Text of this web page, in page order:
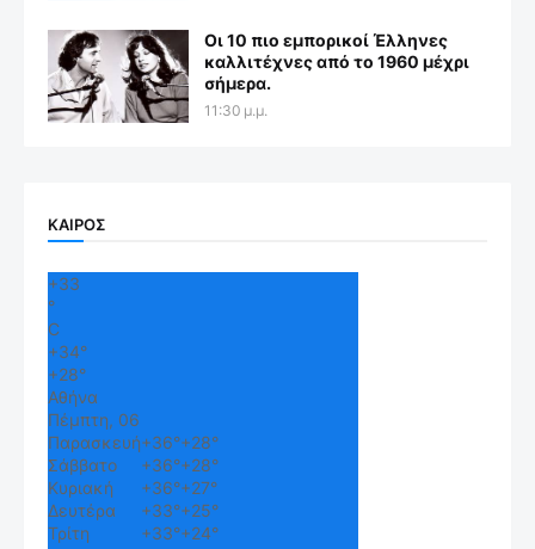
Οι 10 πιο εμπορικοί Έλληνες
καλλιτέχνες από το 1960 μέχρι
σήμερα.
11:30 μ.μ.
ΚΑΙΡΟΣ
+33
°
C
+34°
+28°
Αθήνα
Πέμπτη, 06
Παρασκευή+36°+28°
Σάββατο
+36°+28°
Κυριακή
+36°+27°
Δευτέρα
+33°+25°
Τρίτη
+33°+24°